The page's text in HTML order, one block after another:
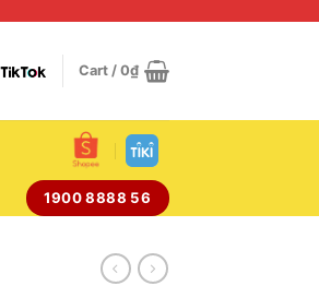
Cart / 0₫
1900 8888 56